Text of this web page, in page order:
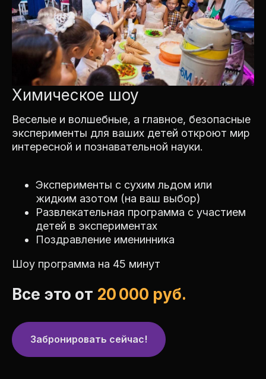
Химическое шоу
Веселые и волшебные, а главное, безопасные
эксперименты для ваших детей откроют мир
интересной и познавательной науки.
Эксперименты с сухим льдом или
жидким азотом (на ваш выбор)
Развлекательная программа с участием
детей в экспериментах
Поздравление именинника
Шоу программа на 45 минут
Все это от 20 000 руб.
Забронировать сейчас!